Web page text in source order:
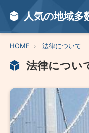
人気の地域多
HOME 法律について
法律につい